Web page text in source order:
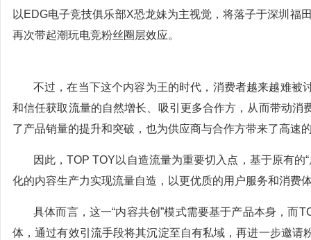
以EDG电子竞技俱乐部X恐龙妹为主视觉，将落子于深圳福
再次带起潮玩电竞粉丝圈层效应。
不过，在当下这个内容为王的时代，消费者越来越难被
和信任获取流量的自然增长、吸引更多合作方，从而带动
了产品销量的提升和突破，也为供应商与合作方带来了高速
因此，TOP TOY以自造流量为重要切入点，基于原有的
化的内容生产力实现流量自造，以更优质的用户服务和消费
具体而言，这一“内容共创”模式需要基于产品本身，而
体，通过有效引流手段将其沉淀至自有私域，再进一步邀